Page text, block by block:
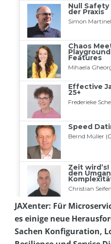
JAXenter: Für
es einige neue
Sachen Konfiguration,